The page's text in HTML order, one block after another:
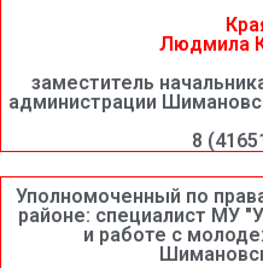
Людмила
заместитель
администрации
8
Уполномоченный по
районе: специалист МУ
и работе с